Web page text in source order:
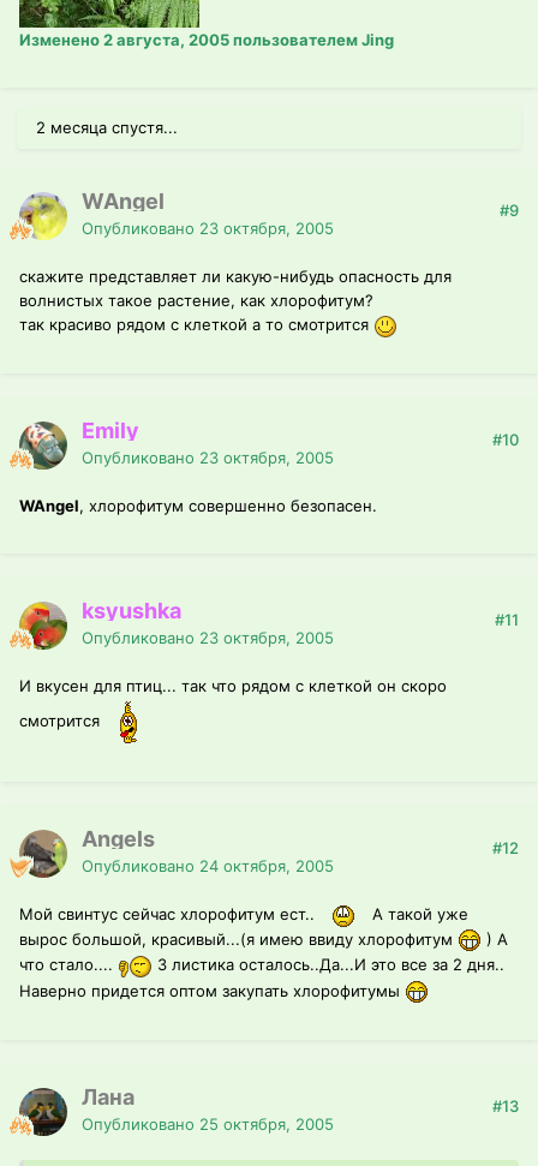
Изменено2 августа, 2005пользователем Jing
2 месяца спустя...
WAngel
Опубликовано 23 октября, 2005
#9
скажите представляет ли какую-нибудь опасность для
волнистых такое растение, как хлорофитум?
так красиво рядом с клеткой а то смотрится
Emily
Опубликовано 23 октября, 2005
#10
WAngel, хлорофитум совершенно безопасен.
ksyushka
Опубликовано 23 октября, 2005
#11
И вкусен для птиц... так что рядом с клеткой он скоро
смотрится
Angels
Опубликовано 24 октября, 2005
#12
Мой свинтус сейчас хлорофитум ест..
А такой уже
вырос большой, красивый...(я имею ввиду хлорофитум
) А
что стало....
3 листика осталось..Да...И это все за 2 дня..
Наверно придется оптом закупать хлорофитумы
Лана
Опубликовано 25 октября, 2005
#13